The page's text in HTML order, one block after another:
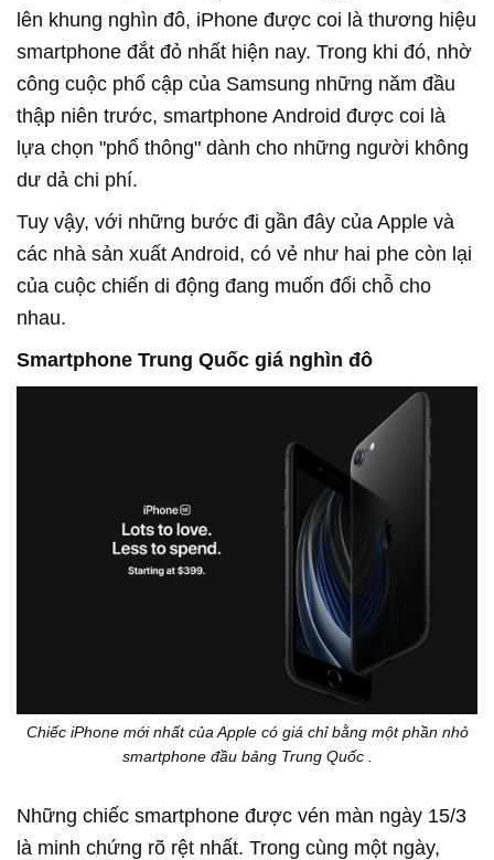
lên khung nghìn đô, iPhone được coi là thương hiệu
smartphone đắt đỏ nhất hiện nay. Trong khi đó, nhờ
công cuộc phổ cập của Samsung những năm đầu
thập niên trước, smartphone Android được coi là
lựa chọn "phổ thông" dành cho những người không
dư dả chi phí.
Tuy vậy, với những bước đi gần đây của Apple và
các nhà sản xuất Android, có vẻ như hai phe còn lại
của cuộc chiến di động đang muốn đổi chỗ cho
nhau.
Smartphone Trung Quốc giá nghìn đô
Chiếc iPhone mới nhất của Apple có giá chỉ bằng một phần nhỏ
smartphone đầu bảng Trung Quốc .
Những chiếc smartphone được vén màn ngày 15/3
là minh chứng rõ rệt nhất. Trong cùng một ngày,